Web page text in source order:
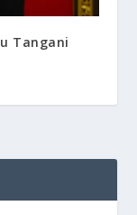
Tangani